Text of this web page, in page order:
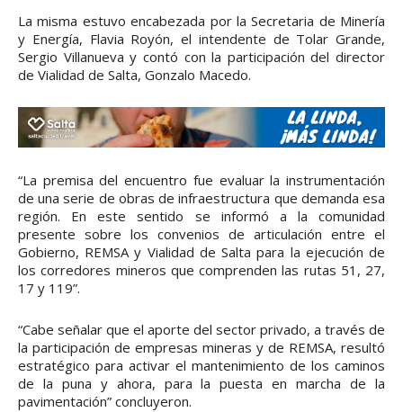
La misma estuvo encabezada por la Secretaria de Minería
y Energía, Flavia Royón, el intendente de Tolar Grande,
Sergio Villanueva y contó con la participación del director
de Vialidad de Salta, Gonzalo Macedo.
“La premisa del encuentro fue evaluar la instrumentación
de una serie de obras de infraestructura que demanda esa
región. En este sentido se informó a la comunidad
presente sobre los convenios de articulación entre el
Gobierno, REMSA y Vialidad de Salta para la ejecución de
los corredores mineros que comprenden las rutas 51, 27,
17 y 119”.
“Cabe señalar que el aporte del sector privado, a través de
la participación de empresas mineras y de REMSA, resultó
estratégico para activar el mantenimiento de los caminos
de la puna y ahora, para la puesta en marcha de la
pavimentación” concluyeron.